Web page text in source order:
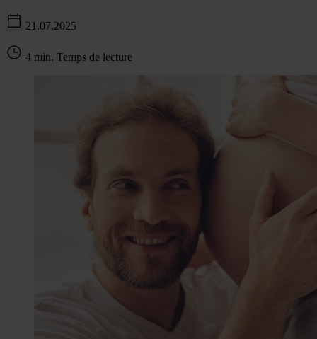
21.07.2025
4 min. Temps de lecture